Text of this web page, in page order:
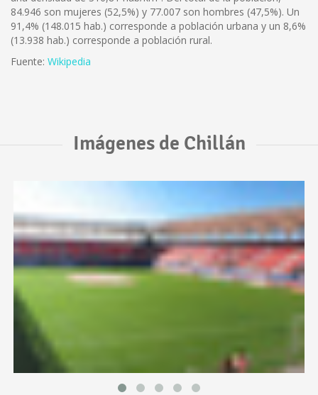
84.946 son mujeres (52,5%) y 77.007 son hombres (47,5%). Un
91,4% (148.015 hab.) corresponde a población urbana y un 8,6%
(13.938 hab.) corresponde a población rural.
Fuente: Wikipedia
Imágenes de Chillán